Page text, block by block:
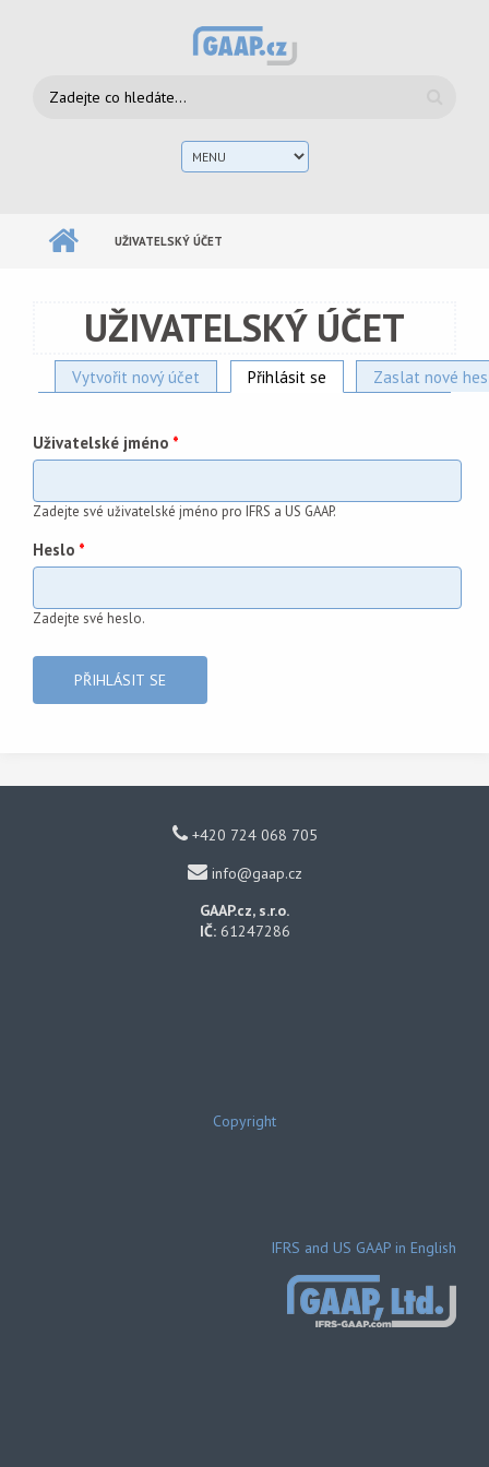
Vyhledávání
UŽIVATELSKÝ ÚČET
UŽIVATELSKÝ ÚČET
Hlavní záložky
Vytvořit nový účet Přihlásit se (aktivní záložka)
Zaslat nové
Uživatelské jméno *
Zadejte své uživatelské jméno pro IFRS a US GAAP.
Heslo *
Zadejte své heslo.
+420 724 068 705
info@gaap.cz
GAAP.cz, s.r.o.
IČ: 61247286
Copyright
IFRS and US GAAP in English